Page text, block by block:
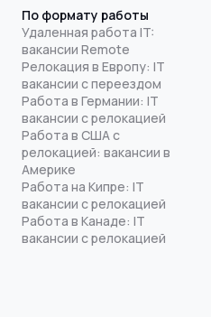
По формату работы
Удаленная работа IT:
вакансии Remote
Релокация в Европу: IT
вакансии с переездом
Работа в Германии: IT
вакансии с релокацией
Работа в США с
релокацией: вакансии в
Америке
Работа на Кипре: IT
вакансии с релокацией
Работа в Канаде: IT
вакансии с релокацией